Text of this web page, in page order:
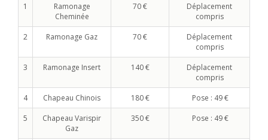
1
Ramonage
Cheminée
70 €
Déplacement
compris
2
Ramonage Gaz 70 €
Déplacement
compris
3
Ramonage Insert 140 €
Déplacement
compris
4
Chapeau Chinois 180 €
Pose : 49 €
5
Chapeau Varispir
Gaz
350 € Pose : 49 €